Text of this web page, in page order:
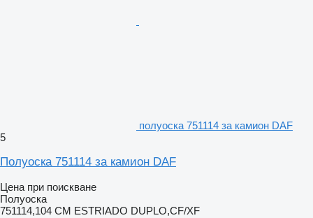
полуоска 751114 за камион DAF
5
Полуоска 751114 за камион DAF
Цена при поискване
Полуоска
751114,104 CM ESTRIADO DUPLO,CF/XF